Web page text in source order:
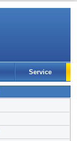
Service